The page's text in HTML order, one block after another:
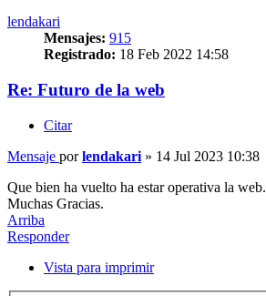
lendakari
Mensajes: 915
Registrado: 18 Feb 2022 14:58
Re: Futuro de la web
Citar
Mensaje porlendakari » 14 Jul 2023 10:38
Que bien ha vuelto ha estar operativa la web.
Muchas Gracias.
Arriba
Responder
Vista para imprimir